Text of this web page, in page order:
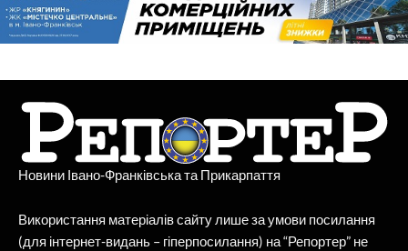
Новини Івано-Франківська та Прикарпаття
Використання матеріалів сайту лише за умови посилання
(для інтернет-видань – гіперпосилання) на “Репортер” не